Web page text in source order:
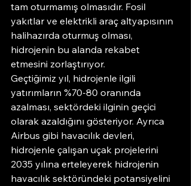
tam oturmamış olmasıdır. Fosil
yakıtlar ve elektrikli araç altyapısının
halihazırda oturmuş olması,
hidrojenin bu alanda rekabet
etmesini zorlaştırıyor.
Geçtiğimiz yıl, hidrojenle ilgili
yatırımların %70-80 oranında
azalması, sektördeki ilginin geçici
olarak azaldığını gösteriyor. Ayrıca
Airbus gibi havacılık devleri,
hidrojenle çalışan uçak projelerini
2035 yılına erteleyerek hidrojenin
havacılık sektöründeki potansiyelini